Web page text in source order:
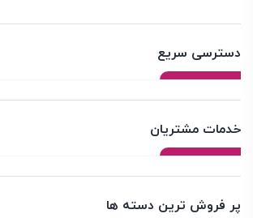
دسترسی سریع
خدمات مشتریان
پر فروش ترین دسته ها